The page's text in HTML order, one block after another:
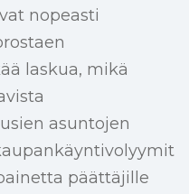
nopeasti
laskua, mikä
asuntojen
päättäjille